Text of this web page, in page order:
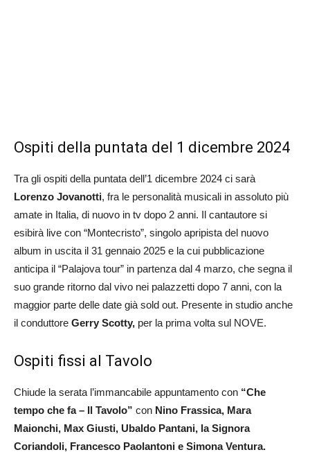
Ospiti della puntata del 1 dicembre 2024
Tra gli ospiti della puntata dell’1 dicembre 2024 ci sarà
Lorenzo Jovanotti, fra le personalità musicali in assoluto più
amate in Italia, di nuovo in tv dopo 2 anni. Il cantautore si
esibirà live con “Montecristo”, singolo apripista del nuovo
album in uscita il 31 gennaio 2025 e la cui pubblicazione
anticipa il “Palajova tour” in partenza dal 4 marzo, che segna il
suo grande ritorno dal vivo nei palazzetti dopo 7 anni, con la
maggior parte delle date già sold out. Presente in studio anche
il conduttore Gerry Scotty, per la prima volta sul NOVE.
Ospiti fissi al Tavolo
Chiude la serata l’immancabile appuntamento con “Che
tempo che fa – Il Tavolo” con Nino Frassica, Mara
Maionchi, Max Giusti, Ubaldo Pantani, la Signora
Coriandoli, Francesco Paolantoni e Simona Ventura.